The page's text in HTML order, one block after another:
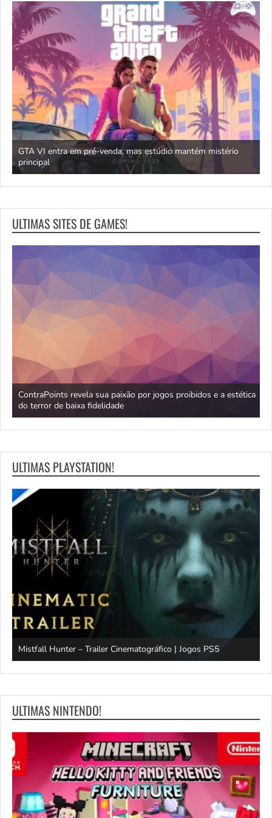
GTA VI entra em pré-venda, mas estúdio mantém mistério
principal
ULTIMAS SITES DE GAMES!
ContraPoints revela sua paixão por jogos proibidos e a estética
do terror de baixa fidelidade
ULTIMAS PLAYSTATION!
Mistfall Hunter – Trailer Cinematográfico | Jogos PS5
ULTIMAS NINTENDO!